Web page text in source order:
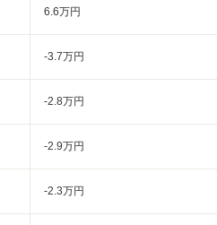
6.6万円
-3.7万円
-2.8万円
-2.9万円
-2.3万円